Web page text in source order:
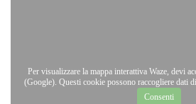
Per visualizzare la mappa interattiva Waze, devi
(Google). Questi cookie possono raccogliere dati
Consenti